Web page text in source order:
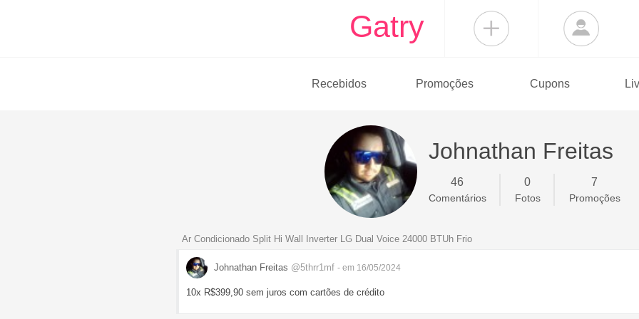
Gatry
Recebidos Promoções Cupons
Johnathan Freitas
46
Comentários
0
Fotos
7
Promoções
Ar Condicionado Split Hi Wall Inverter LG Dual Voice 24000 BTUh Frio
Johnathan Freitas @5thrr1mf - em 16/05/2024
10x R$399,90 sem juros com cartões de crédito